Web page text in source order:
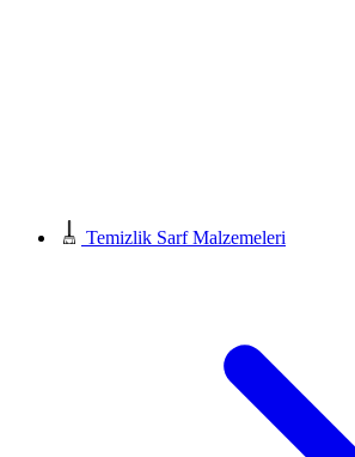
Temizlik Sarf Malzemeleri